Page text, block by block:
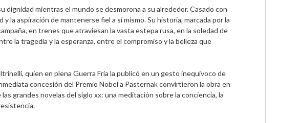
mientras el mundo se desmorona a su alrededor. Casado con
la aspiración de mantenerse fiel a sí mismo. Su historia, marcada por la
en trenes que atraviesan la vasta estepa rusa, en la soledad de
la tragedia y la esperanza, entre el compromiso y la belleza que
quien en plena Guerra Fría la publicó en un gesto inequívoco de
concesión del Premio Nobel a Pasternak convirtieron la obra en
grandes novelas del siglo xx: una meditación sobre la conciencia, la